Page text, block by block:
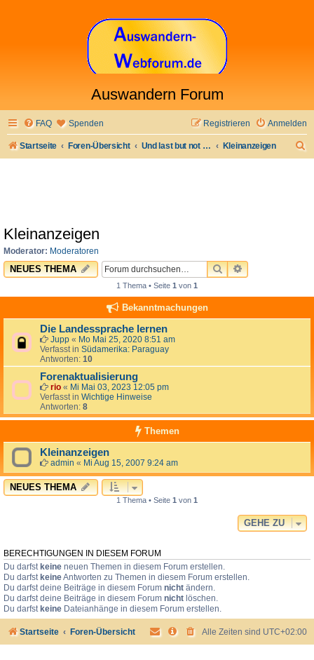
Auswandern Forum
FAQ Spenden Anmelden
Registrieren
Startseite Foren-Übersicht Und last but not least Kleinanzeigen
Kleinanzeigen
Moderator: Moderatoren
NEUES THEMA SUCHEERWEITERTE
1 Thema • Seite 1 von 1
Bekanntmachungen
Die Landessprache lernen
Jupp « Mo Mai 25, 2020 8:51 am
Verfasst in Südamerika: Paraguay
Antworten: 10
Forenaktualisierung
rio « Mi Mai 03, 2023 12:05 pm
Verfasst in Wichtige Hinweise
Antworten: 8
Themen
Kleinanzeigen
admin « Mi Aug 15, 2007 9:24 am
NEUES THEMA
1 Thema • Seite 1 von 1
GEHE ZU
BERECHTIGUNGEN IN DIESEM FORUM
Du darfst keine neuen Themen in diesem Forum erstellen.
Du darfst keineAntworten zu Themen in diesem Forum erstellen.
Du darfst deine Beiträge in diesem Forum nicht ändern.
Du darfst deine Beiträge in diesem Forum nicht löschen.
Du darfst keine Dateianhänge in diesem Forum erstellen.
Startseite Foren-Übersicht Alle Zeiten sind UTC+02:00